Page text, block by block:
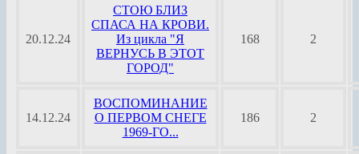
20.12.24
СТОЮ БЛИЗ
СПАСА НА КРОВИ.
Из цикла "Я
ВЕРНУСЬ В ЭТОТ
ГОРОД"
168 2
14.12.24
ВОСПОМИНАНИЕ
О ПЕРВОМ СНЕГЕ
1969-ГО...
186 2